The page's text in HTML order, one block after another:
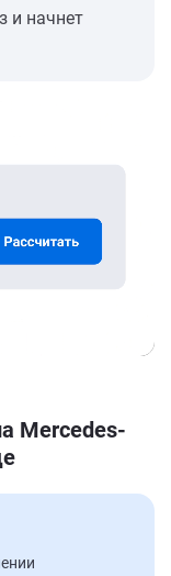
и начнет
Mercedes-